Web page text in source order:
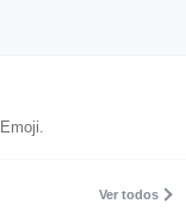
Ver todos